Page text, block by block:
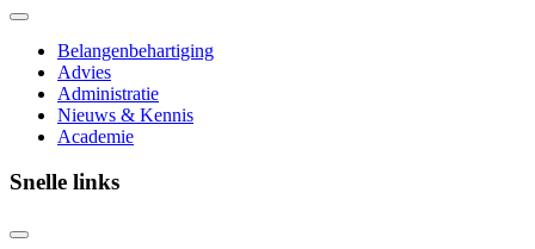
Belangenbehartiging
Advies
Administratie
Nieuws & Kennis
Academie
Snelle links